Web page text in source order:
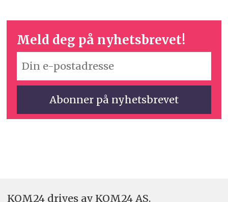
Meld deg på nyhetsbrevet!
KOM24 drives av KOM24 AS.